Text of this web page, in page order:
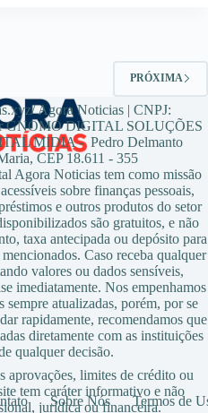
PRÓXIMA
Agora Noticias | CNPJ:
GNOMO DIGITAL SOLUÇÕES
MIDIA - Pedro Delmanto
CEP 18.611 - 355
Agora Noticias tem como missão
sobre finanças pessoais,
e outros produtos do setor
são gratuitos, e não
taxa antecipada ou depósito para
Caso receba qualquer
valores ou dados sensíveis,
imediatamente. Nos empenhamos
sempre atualizadas, porém, por se
rapidamente, recomendamos que
diretamente com as instituições
qualquer decisão.
aprovações, limites de crédito ou
tem caráter informativo e não
jurídica ou financeira.
Sobre Nós Termos de